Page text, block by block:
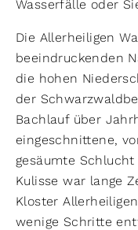
Wasserfälle oder
Die Allerheiligen
beeindruckenden
die hohen
der
Bachlauf über
eingeschnittene,
gesäumte
Kulisse war lange
Kloster
wenige Schritte